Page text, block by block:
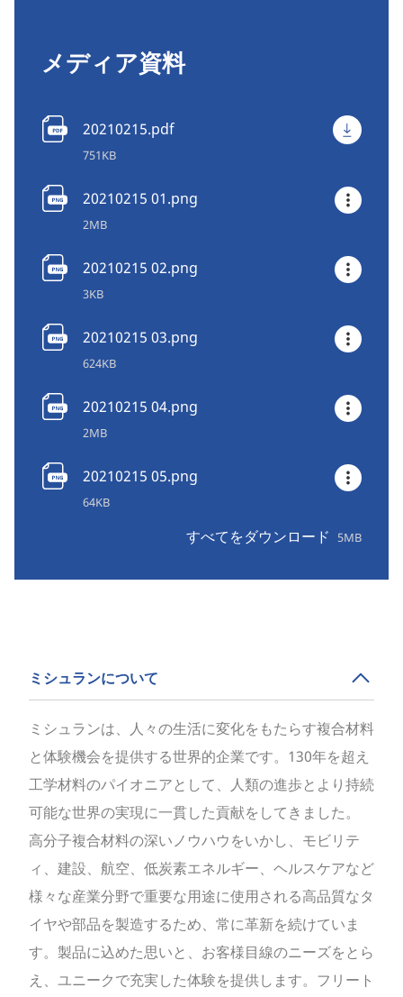
メディア資料
20210215.pdf
751KB
20210215 01.png
2MB
20210215 02.png
3KB
20210215 03.png
624KB
20210215 04.png
2MB
20210215 05.png
64KB
すべてをダウンロード 5MB
ミシュランについて
ミシュランは、人々の生活に変化をもたらす複合材料
と体験機会を提供する世界的企業です。130年を超え
工学材料のパイオニアとして、人類の進歩とより持続
可能な世界の実現に一貫した貢献をしてきました。
高分子複合材料の深いノウハウをいかし、モビリテ
ィ、建設、航空、低炭素エネルギー、ヘルスケアなど
様々な産業分野で重要な用途に使用される高品質なタ
イヤや部品を製造するため、常に革新を続けていま
す。製品に込めた思いと、お客様目線のニーズをとら
え、ユニークで充実した体験を提供します。フリート